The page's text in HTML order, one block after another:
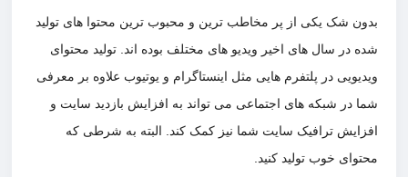
شک یکی از پر مخاطب ترین و محبوب ترین محتوا های تولید
در سال های اخیر ویدیو های مختلف بوده اند. تولید محتوای
در پلتفرم هایی مثل اینستاگرام و یوتیوب علاوه بر معرفی
در شبکه های اجتماعی می تواند به افزایش بازدید سایت و
ترافیک سایت شما نیز کمک کند. البته به شرطی که
خوب تولید کنید.